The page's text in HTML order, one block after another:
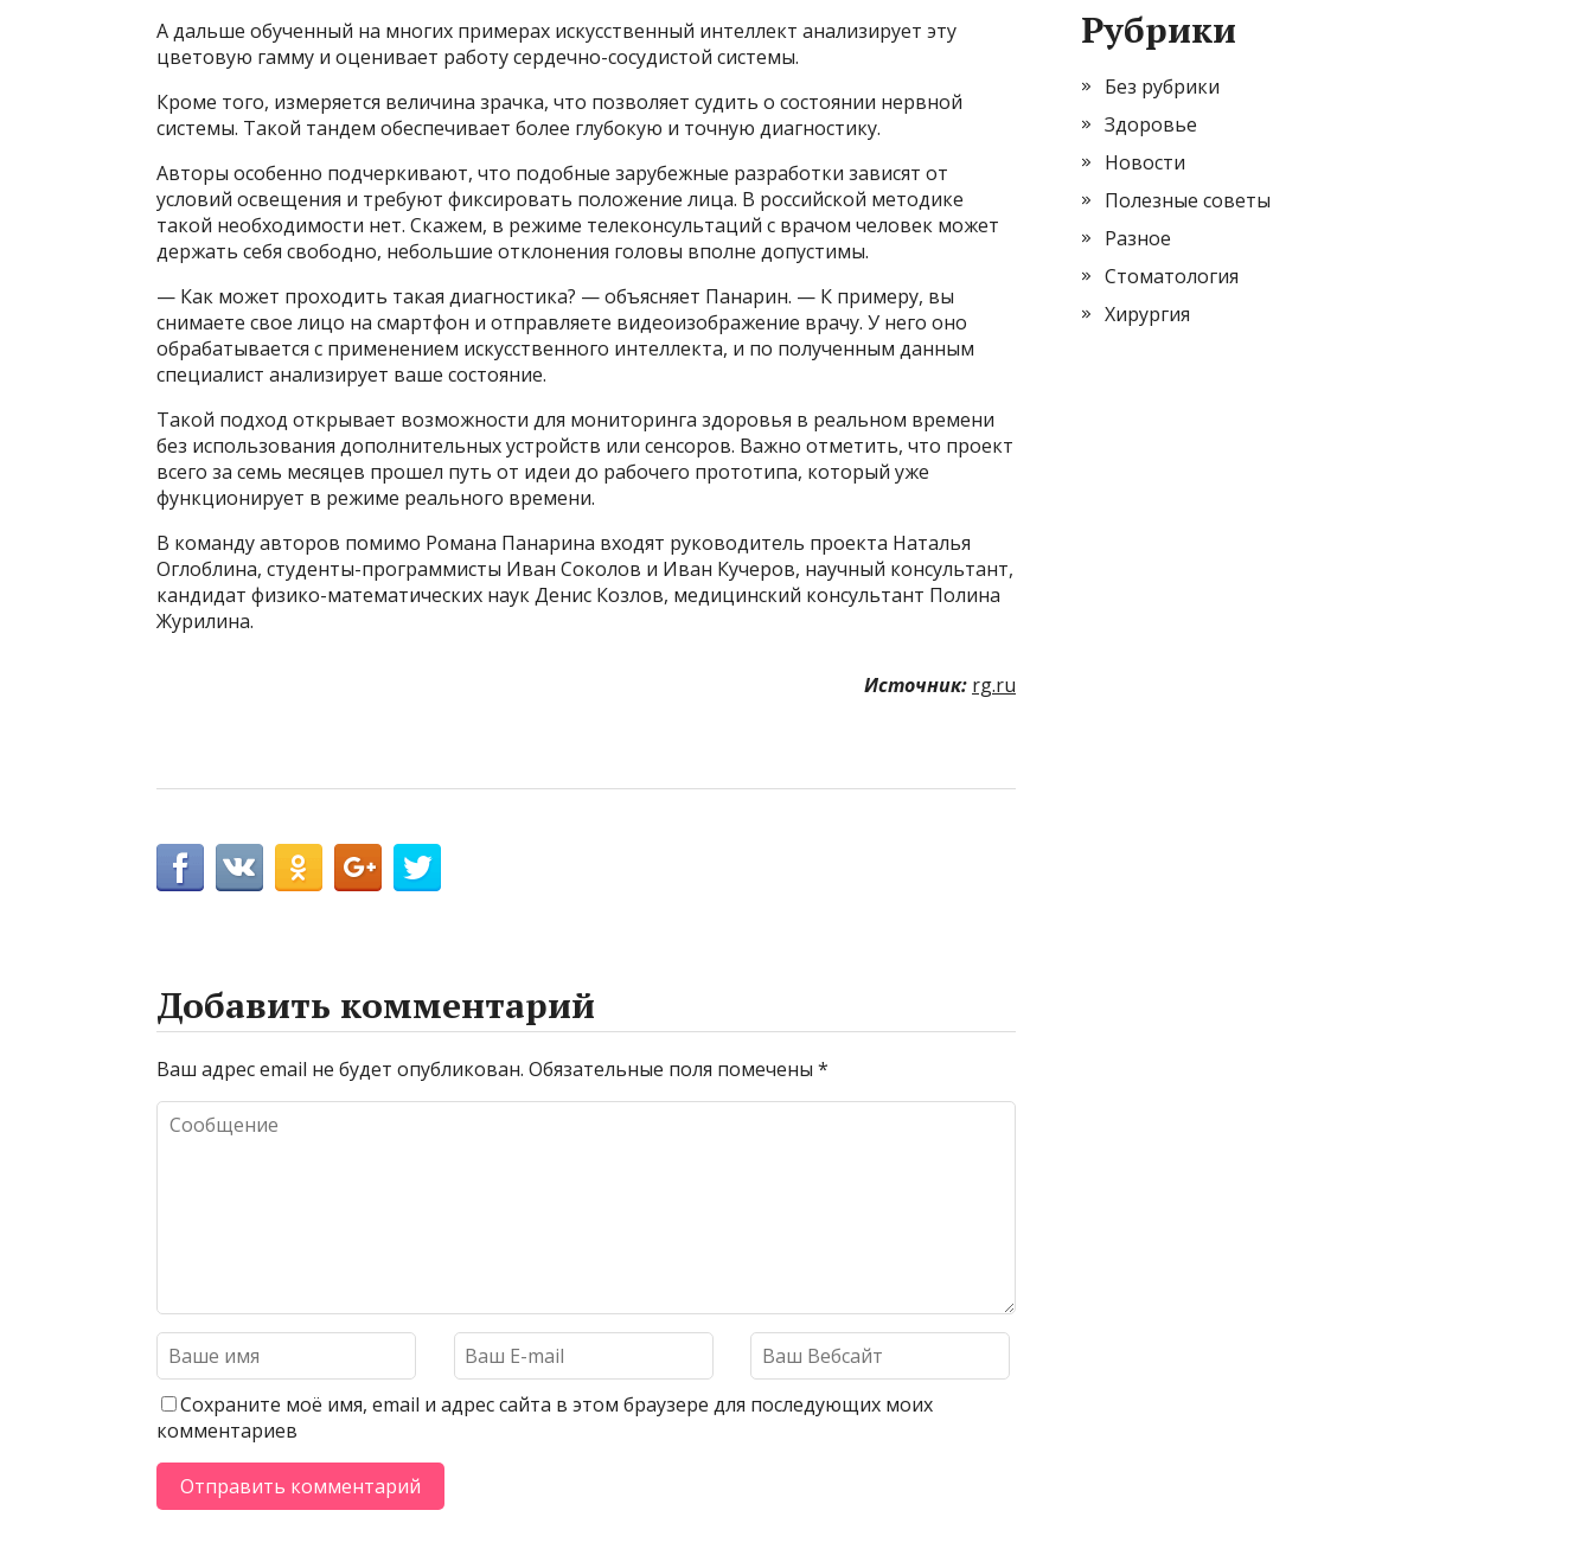
А дальше обученный на многих примерах искусственный интеллект анализирует эту
цветовую гамму и оценивает работу сердечно-сосудистой системы.
Кроме того, измеряется величина зрачка, что позволяет судить о состоянии нервной
системы. Такой тандем обеспечивает более глубокую и точную диагностику.
Авторы особенно подчеркивают, что подобные зарубежные разработки зависят от
условий освещения и требуют фиксировать положение лица. В российской методике
такой необходимости нет. Скажем, в режиме телеконсультаций с врачом человек может
держать себя свободно, небольшие отклонения головы вполне допустимы.
— Как может проходить такая диагностика? — объясняет Панарин. — К примеру, вы
снимаете свое лицо на смартфон и отправляете видеоизображение врачу. У него оно
обрабатывается с применением искусственного интеллекта, и по полученным данным
специалист анализирует ваше состояние.
Такой подход открывает возможности для мониторинга здоровья в реальном времени
без использования дополнительных устройств или сенсоров. Важно отметить, что проект
всего за семь месяцев прошел путь от идеи до рабочего прототипа, который уже
функционирует в режиме реального времени.
В команду авторов помимо Романа Панарина входят руководитель проекта Наталья
Оглоблина, студенты-программисты Иван Соколов и Иван Кучеров, научный консультант,
кандидат физико-математических наук Денис Козлов, медицинский консультант Полина
Журилина.
Источник: rg.ru
Добавить комментарий
Ваш адрес email не будет опубликован. Обязательные поля помечены *
Сохраните моё имя, email и адрес сайта в этом браузере для последующих моих
комментариев
Рубрики
Без рубрики
Здоровье
Новости
Полезные советы
Разное
Стоматология
Хирургия